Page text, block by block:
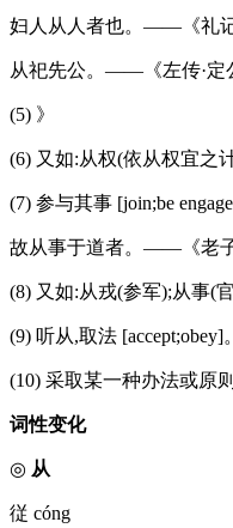
妇人从人者也。——《礼记
从祀先公。——《左传·定
(5) 》
(6) 又如:从权(依从权宜之
(7) 参与其事 [join;be
故从事于道者。——《老
(8) 又如:从戎(参军);从事(
(9) 听从,取法
(10) 采取某一种办法或原
词性变化
◎ 从
従 cóng